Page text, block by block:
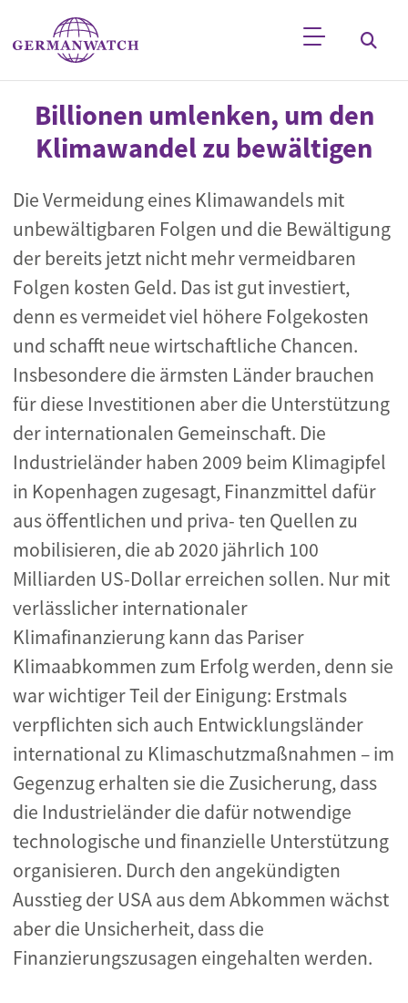
Direkt zum Inhalt
Stichwortsuche
Billionen umlenken, um den
Klimawandel zu bewältigen
Die Vermeidung eines Klimawandels mit
unbewältigbaren Folgen und die Bewältigung
der bereits jetzt nicht mehr vermeidbaren
Folgen kosten Geld. Das ist gut investiert,
denn es vermeidet viel höhere Folgekosten
und schafft neue wirtschaftliche Chancen.
Insbesondere die ärmsten Länder brauchen
für diese Investitionen aber die Unterstützung
der internationalen Gemeinschaft. Die
Industrieländer haben 2009 beim Klimagipfel
in Kopenhagen zugesagt, Finanzmittel dafür
aus öffentlichen und priva- ten Quellen zu
mobilisieren, die ab 2020 jährlich 100
Milliarden US-Dollar erreichen sollen. Nur mit
verlässlicher internationaler
Klimafinanzierung kann das Pariser
Klimaabkommen zum Erfolg werden, denn sie
war wichtiger Teil der Einigung: Erstmals
verpflichten sich auch Entwicklungsländer
international zu Klimaschutzmaßnahmen – im
Gegenzug erhalten sie die Zusicherung, dass
die Industrieländer die dafür notwendige
technologische und finanzielle Unterstützung
organisieren. Durch den angekündigten
Ausstieg der USA aus dem Abkommen wächst
aber die Unsicherheit, dass die
Finanzierungszusagen eingehalten werden.